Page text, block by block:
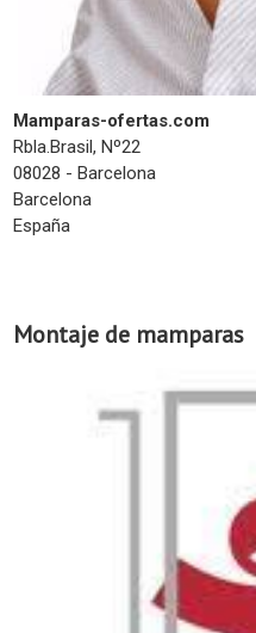
Mamparas-ofertas.com
Rbla.Brasil, Nº22
08028 - Barcelona
Barcelona
España
Montaje de mamparas